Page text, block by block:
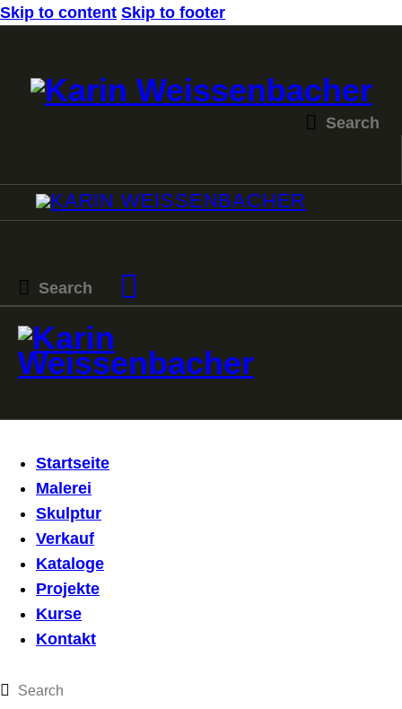
Skip to content Skip to footer
Startseite
Malerei
Skulptur
Verkauf
Kataloge
Projekte
Kurse
Kontakt